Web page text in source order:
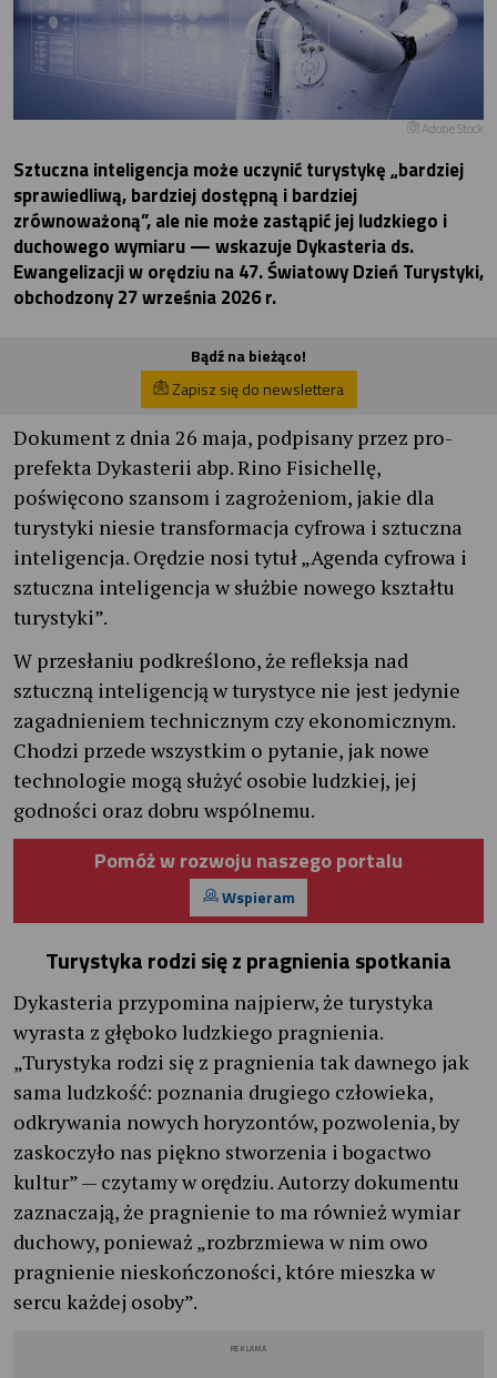
Adobe Stock
Sztuczna inteligencja może uczynić turystykę „bardziej
sprawiedliwą, bardziej dostępną i bardziej
zrównoważoną”, ale nie może zastąpić jej ludzkiego i
duchowego wymiaru — wskazuje Dykasteria ds.
Ewangelizacji w orędziu na 47. Światowy Dzień Turystyki,
obchodzony 27 września 2026 r.
Bądź na bieżąco!
Zapisz się do newslettera
Dokument z dnia 26 maja, podpisany przez pro-
prefekta Dykasterii abp. Rino Fisichellę,
poświęcono szansom i zagrożeniom, jakie dla
turystyki niesie transformacja cyfrowa i sztuczna
inteligencja. Orędzie nosi tytuł „Agenda cyfrowa i
sztuczna inteligencja w służbie nowego kształtu
turystyki”.
W przesłaniu podkreślono, że refleksja nad
sztuczną inteligencją w turystyce nie jest jedynie
zagadnieniem technicznym czy ekonomicznym.
Chodzi przede wszystkim o pytanie, jak nowe
technologie mogą służyć osobie ludzkiej, jej
godności oraz dobru wspólnemu.
Pomóż w rozwoju naszego portalu
Wspieram
Turystyka rodzi się z pragnienia spotkania
Dykasteria przypomina najpierw, że turystyka
wyrasta z głęboko ludzkiego pragnienia.
„Turystyka rodzi się z pragnienia tak dawnego jak
sama ludzkość: poznania drugiego człowieka,
odkrywania nowych horyzontów, pozwolenia, by
zaskoczyło nas piękno stworzenia i bogactwo
kultur” — czytamy w orędziu. Autorzy dokumentu
zaznaczają, że pragnienie to ma również wymiar
duchowy, ponieważ „rozbrzmiewa w nim owo
pragnienie nieskończoności, które mieszka w
sercu każdej osoby”.
REKLAMA